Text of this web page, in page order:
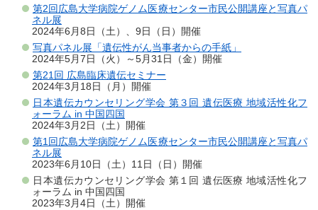
第2回広島大学病院ゲノム医療センター市民公開講座と写真パ
ネル展
2024年6月8日（土）、9日（日）開催
写真パネル展「遺伝性がん当事者からの手紙」
2024年5月7日（火）～5月31日（金）開催
第21回 広島臨床遺伝セミナー
2024年3月18日（月）開催
日本遺伝カウンセリング学会 第３回 遺伝医療 地域活性化フ
ォーラム in 中国四国
2024年3月2日（土）開催
第1回広島大学病院ゲノム医療センター市民公開講座と写真パ
ネル展
2023年6月10日（土）11日（日）開催
日本遺伝カウンセリング学会 第１回 遺伝医療 地域活性化フ
ォーラム in 中国四国
2023年3月4日（土）開催